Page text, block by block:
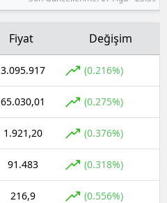
Fiyat Değişim
3.095.917 (0.216%)
65.030,01 (0.275%)
1.921,20 (0.376%)
91.483 (0.318%)
216,9 (0.556%)